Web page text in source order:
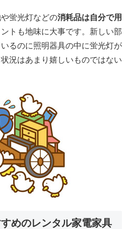
蛍光灯などの消耗品は自分で用
トも地味に大事です。新しい部
るのに照明器具の中に蛍光灯が
況はあまり嬉しいものではない
めのレンタル家電家具